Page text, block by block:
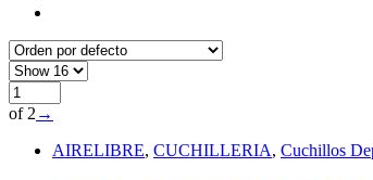
of 2 →
AIRELIBRE, CUCHILLERIA, Cuchillos